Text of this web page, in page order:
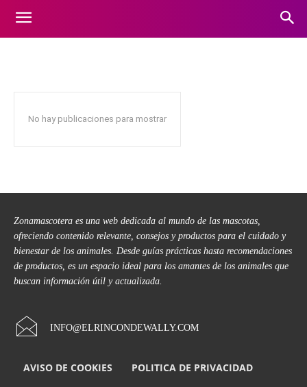
ANFIBIOS
No hay publicaciones para mostrar
Zonamascotera es una web dedicada al mundo de las mascotas,
ofreciendo contenido relevante, consejos y productos para el cuidado y
bienestar de los animales. Desde guías prácticas hasta recomendaciones
de productos, es un espacio ideal para los amantes de los animales que
buscan información útil y actualizada.
INFO@ELRINCONDEWALLY.COM
AVISO DE COOKIES POLITICA DE PRIVACIDAD